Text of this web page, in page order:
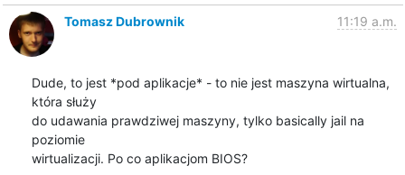
Tomasz Dubrownik 11:19 a.m.
Dude, to jest *pod aplikacje* - to nie jest maszyna wirtualna,
która służy
do udawania prawdziwej maszyny, tylko basically jail na
poziomie
wirtualizacji. Po co aplikacjom BIOS?